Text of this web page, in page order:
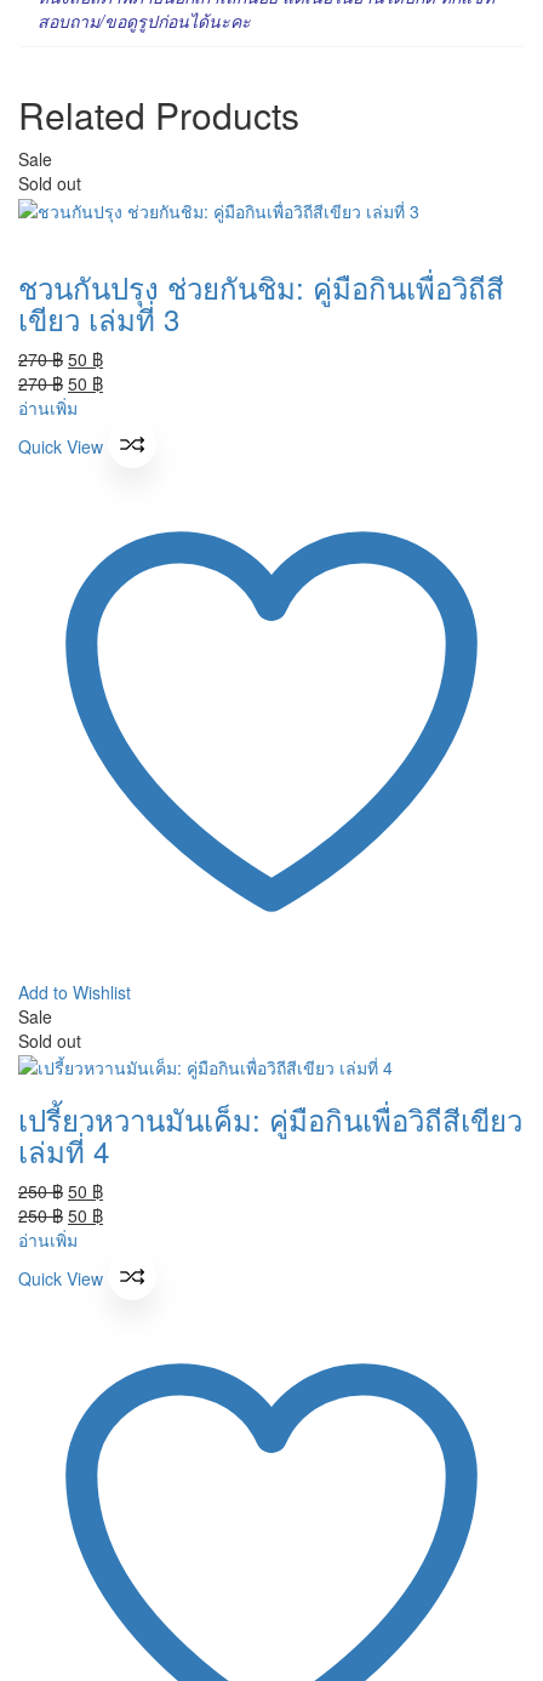
สอบถาม/ขอดูรูปก่อนได้นะคะ
Related Products
Sale
Sold out
ชวนกันปรุง ช่วยกันชิม: คู่มือกินเพื่อวิถีสี
เขียว เล่มที่ 3
270฿ Original
price
was:
50 ฿Current
price
270฿ Original
price
270 ฿.
50 ฿Current
50 ฿.
อ่านเพิ่ม
Quick View
Add to Wishlist
Sale
Sold out
เปรี้ยวหวานมันเค็ม: คู่มือกินเพื่อวิถีสีเขียว
เล่มที่ 4
250฿ Original
price
was:
50 ฿Current
price
250฿ Original
price
250 ฿.
50 ฿Current
50 ฿.
อ่านเพิ่ม
Quick View